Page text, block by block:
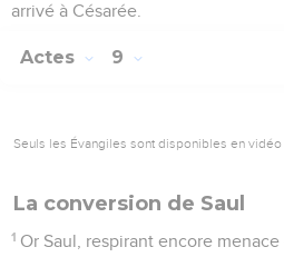
arrivé à Césarée.
Actes 9
Seuls les Évangiles sont disponibles en vidéo
La conversion de Saul
1 Or Saul, respirant encore